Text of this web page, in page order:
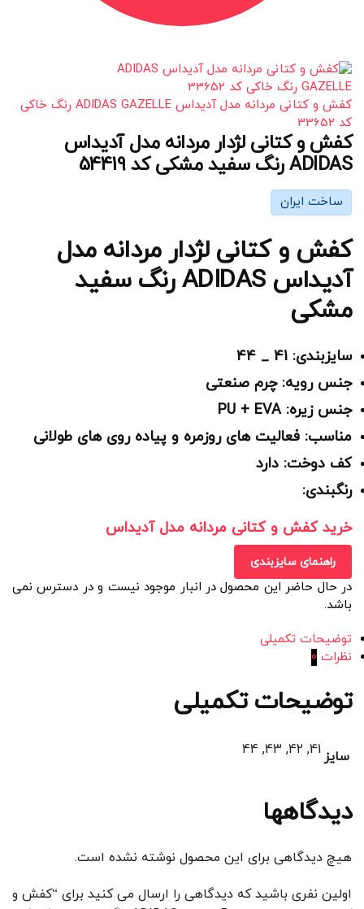
کفش و کتانی مردانه مدل آدیداس ADIDAS GAZELLE رنگ خاکی
کد 33652
کفش و کتانی لژدار مردانه مدل آدیداس
ADIDAS رنگ سفید مشکی کد 54419
ساخت ایران
کفش و کتانی لژدار مردانه مدل
آدیداس ADIDAS رنگ سفید
مشکی
سایزبندی: 41 _ 44
جنس رویه: چرم صنعتی
جنس زیره: PU + EVA
مناسب: فعالیت های روزمره و پیاده روی های طولانی
کف دوخت: دارد
رنگبندی:
خرید کفش و کتانی مردانه مدل آدیداس
راهنمای سایزبندی
در حال حاضر این محصول در انبار موجود نیست و در دسترس نمی
باشد.
توضیحات تکمیلی
نظرات 0
توضیحات تکمیلی
سایز 41, 42, 43, 44
دیدگاهها
هیچ دیدگاهی برای این محصول نوشته نشده است.
اولین نفری باشید که دیدگاهی را ارسال می کنید برای “کفش و